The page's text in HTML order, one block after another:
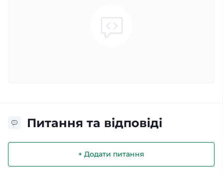
Питання та відповіді
+ Додати питання